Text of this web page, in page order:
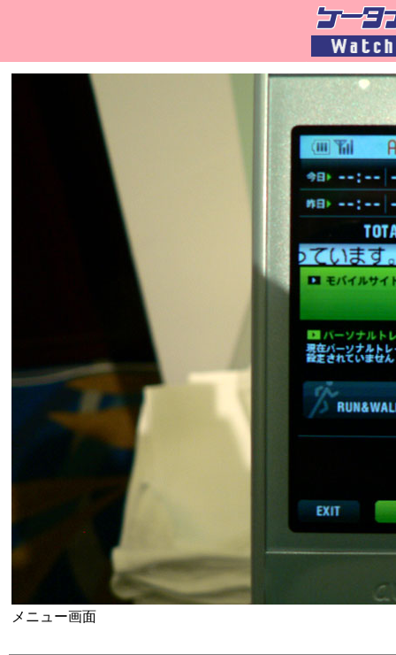
メニュー画面